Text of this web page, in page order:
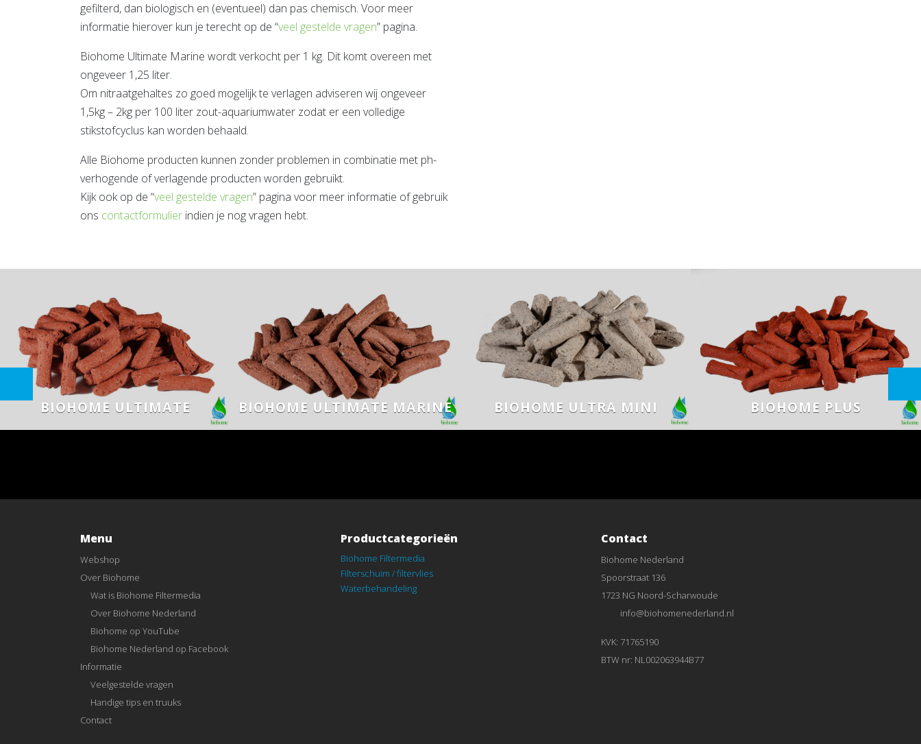
gefilterd, dan biologisch en (eventueel) dan pas chemisch. Voor meer
informatie hierover kun je terecht op de “veel gestelde vragen” pagina.
Biohome Ultimate Marine wordt verkocht per 1 kg. Dit komt overeen met
ongeveer 1,25 liter.
Om nitraatgehaltes zo goed mogelijk te verlagen adviseren wij ongeveer
1,5kg – 2kg per 100 liter zout-aquariumwater zodat er een volledige
stikstofcyclus kan worden behaald.
Alle Biohome producten kunnen zonder problemen in combinatie met ph-
verhogende of verlagende producten worden gebruikt.
Kijk ook op de “veel gestelde vragen” pagina voor meer informatie of gebruik
ons contactformulier indien je nog vragen hebt.
BIOHOME ULTIMATE BIOHOME ULTIMATE MARINE BIOHOME ULTRA MINI BIOHOME PLUS
Menu
Webshop
Over Biohome
Wat is Biohome Filtermedia
Over Biohome Nederland
Biohome op YouTube
Biohome Nederland op Facebook
Informatie
Veelgestelde vragen
Handige tips en truuks
Contact
Productcategorieën
Biohome Filtermedia
Filterschuim / filtervlies
Waterbehandeling
Contact
Biohome Nederland
Spoorstraat 136
1723 NG Noord-Scharwoude
info@biohomenederland.nl
KVK: 71765190
BTW nr: NL002063944B77